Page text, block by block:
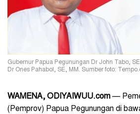
Gubernur Papua Pegunungan Dr John Tabo,
Dr Ones Pahabol, SE, MM. Sumber foto:
WAMENA, ODIYAIWUU.com —
(Pemprov) Papua Pegunungan di